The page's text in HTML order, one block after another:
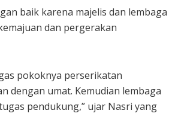
baik karena majelis dan lembaga
dan pergerakan
pokoknya perserikatan
dengan umat. Kemudian lembaga
pendukung,” ujar Nasri yang